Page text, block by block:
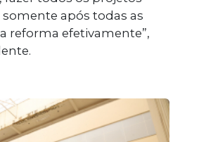
somente após todas as
reforma efetivamente”,